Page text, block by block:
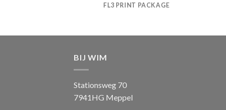
FL3 PRINT PACKAGE
BIJ WIM
Stationsweg 70
7941HG Meppel